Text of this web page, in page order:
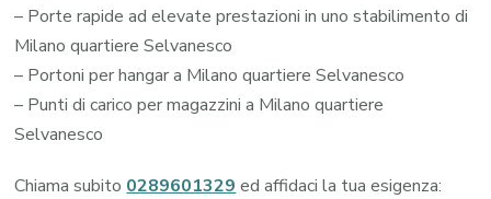
– Porte rapide ad elevate prestazioni in uno stabilimento di
Milano quartiere Selvanesco
– Portoni per hangar a Milano quartiere Selvanesco
– Punti di carico per magazzini a Milano quartiere
Selvanesco
Chiama subito 0289601329 ed affidaci la tua esigenza: